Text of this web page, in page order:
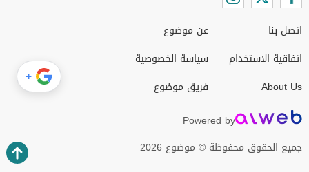
اتصل بنا
اتفاقية الاستخدام
About Us
عن موضوع
سياسة الخصوصية
فريق موضوع
Powered by
جميع الحقوق محفوظة © موضوع 2026
+